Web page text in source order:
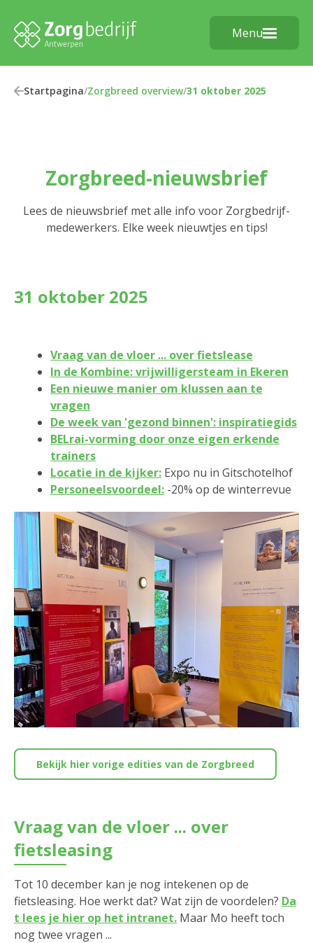
Menu
Startpagina/Zorgbreed overview/31 oktober 2025
Zorgbreed-nieuwsbrief
Lees de nieuwsbrief met alle info voor Zorgbedrijf-
medewerkers. Elke week nieuwtjes en tips!
31 oktober 2025
Vraag van de vloer ... over fietslease
In de Kombine: vrijwilligersteam in Ekeren
Een nieuwe manier om klussen aan te
vragen
De week van 'gezond binnen': inspiratiegids
BELrai-vorming door onze eigen erkende
trainers
Locatie in de kijker: Expo nu in Gitschotelhof
Personeelsvoordeel: -20% op de winterrevue
Bekijk hier vorige edities van de Zorgbreed
Vraag van de vloer ... over
fietsleasing
Tot 10 december kan je nog intekenen op de
fietsleasing. Hoe werkt dat? Wat zijn de voordelen? Da
t lees je hier op het intranet. Maar Mo heeft toch
nog twee vragen ...